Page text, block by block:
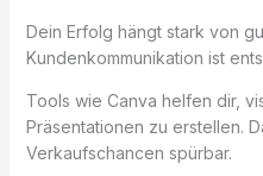
Dein Erfolg hängt stark von
Kundenkommunikation ist
Tools wie Canva helfen dir,
Präsentationen zu erstellen.
Verkaufschancen spürbar.